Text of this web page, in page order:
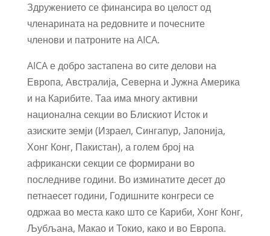
Здружението се финансира во целост од
членарината на редовните и почесните
членови и патроните на AICA.
AICA е добро застапенa во сите делови на
Европа, Австралија, Северна и Јужна Америка
и на Карибите. Таа има многу активни
национална секции во Блискиот Исток и
азиските земји (Израел, Сингапур, Јапонија,
Хонг Конг, Пакистан), а голем број на
африкански секции се формирани во
последниве години. Во изминатите десет до
петнаесет години, Годишните конгреси се
одржаа во места како што се Кариби, Хонг Конг,
Љубљана, Макао и Токио, како и во Европа.